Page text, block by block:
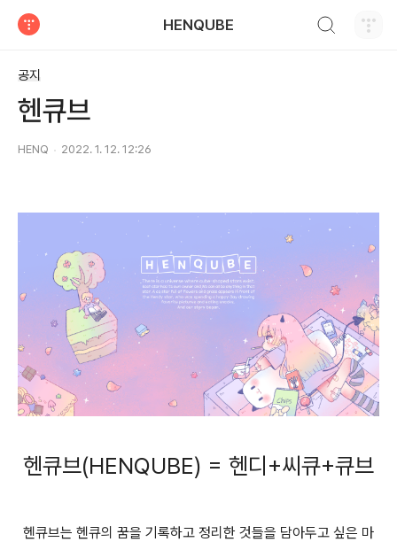
HENQUBE
공지
헨큐브
HENQ 2022. 1. 12. 12:26
헨큐브(HENQUBE) = 헨디+씨큐+큐브
헨큐브는 헨큐의 꿈을 기록하고 정리한 것들을 담아두고 싶은 마